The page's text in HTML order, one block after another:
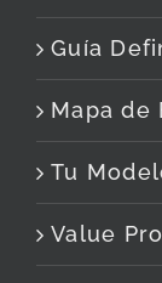
Guía
Mapa de
Tu
Value